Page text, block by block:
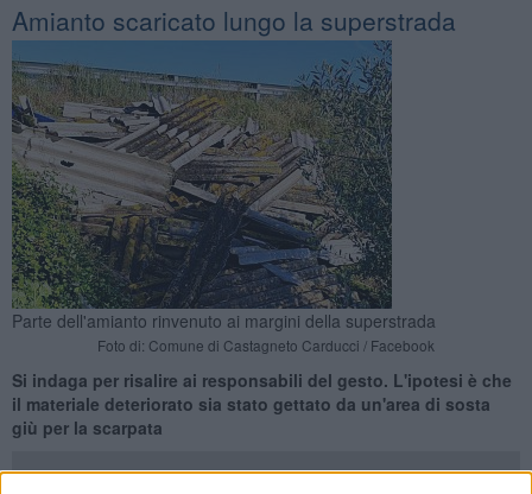
Amianto scaricato lungo la superstrada
Parte dell'amianto rinvenuto ai margini della superstrada
Foto di: Comune di Castagneto Carducci / Facebook
Si indaga per risalire ai responsabili del gesto. L'ipotesi è che
il materiale deteriorato sia stato gettato da un'area di sosta
giù per la scarpata